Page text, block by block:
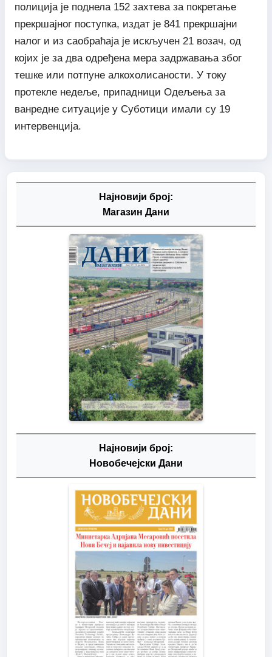
полиција је поднела 152 захтева за покретање
прекршајног поступка, издат је 841 прекршајни
налог и из саобраћаја је искључен 21 возач, од
којих је за два одређена мера задржавања због
тешке или потпуне алкохолисаности. У току
протекле недеље, припадници Одељења за
ванредне ситуације у Суботици имали су 19
интервенција.
Најновији број:
Магазин Дани
Најновији број:
Новобечејски Дани